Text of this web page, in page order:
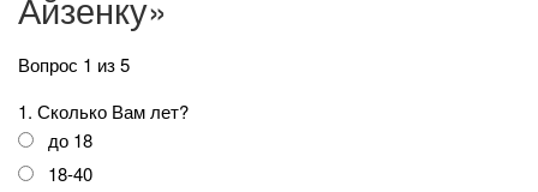
Вопрос 1 из 5
1. Сколько Вам лет?
до 18
18-40